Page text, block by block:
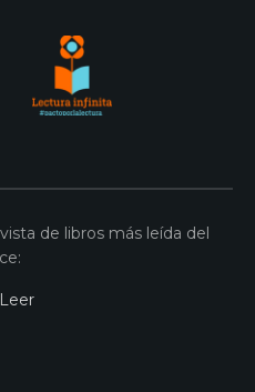
de libros más leída del